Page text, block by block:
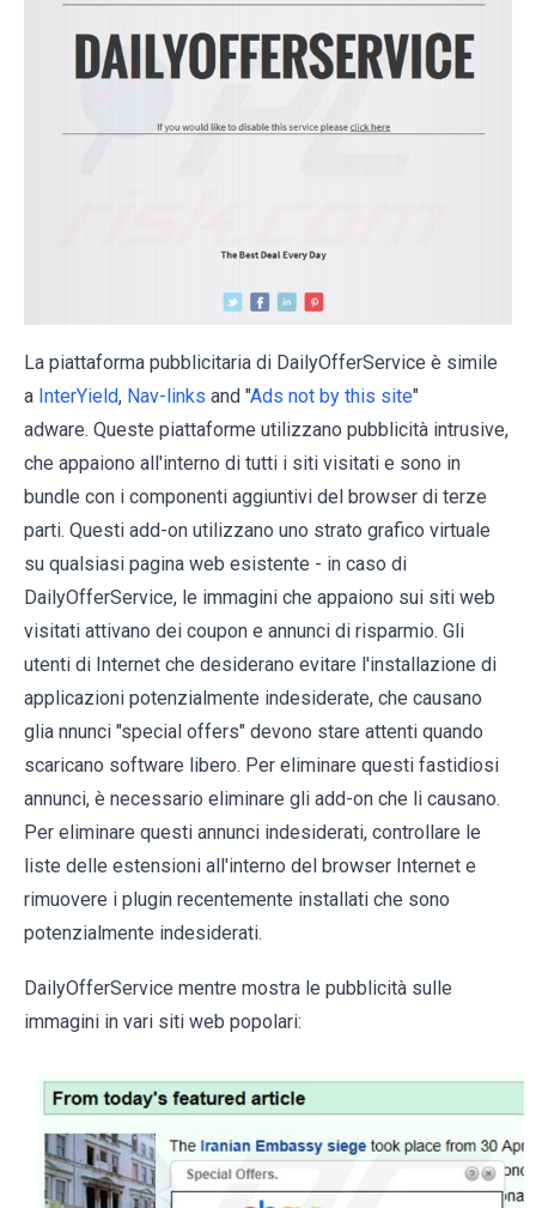
La piattaforma pubblicitaria di DailyOfferService è simile
a InterYield, Nav-links and "Ads not by this site"
adware. Queste piattaforme utilizzano pubblicità intrusive,
che appaiono all'interno di tutti i siti visitati e sono in
bundle con i componenti aggiuntivi del browser di terze
parti. Questi add-on utilizzano uno strato grafico virtuale
su qualsiasi pagina web esistente - in caso di
DailyOfferService, le immagini che appaiono sui siti web
visitati attivano dei coupon e annunci di risparmio. Gli
utenti di Internet che desiderano evitare l'installazione di
applicazioni potenzialmente indesiderate, che causano
glia nnunci "special offers" devono stare attenti quando
scaricano software libero. Per eliminare questi fastidiosi
annunci, è necessario eliminare gli add-on che li causano.
Per eliminare questi annunci indesiderati, controllare le
liste delle estensioni all'interno del browser Internet e
rimuovere i plugin recentemente installati che sono
potenzialmente indesiderati.
DailyOfferService mentre mostra le pubblicità sulle
immagini in vari siti web popolari: